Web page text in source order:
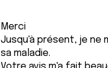
Merci
Jusqu'à présent, je ne
sa maladie.